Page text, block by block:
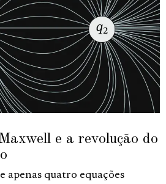
e a revolução do
apenas quatro equações